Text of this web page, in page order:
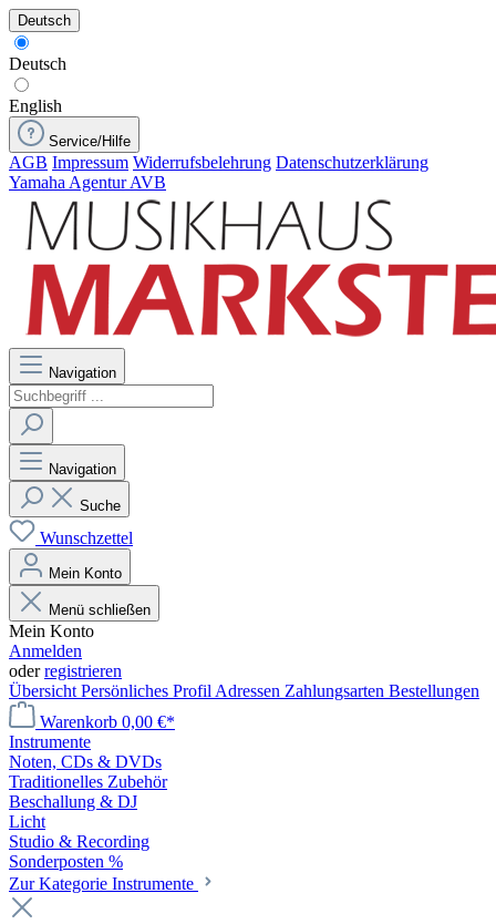
Deutsch
Deutsch
English
Service/Hilfe
AGB Impressum Widerrufsbelehrung Datenschutzerklärung
Yamaha Agentur AVB
Navigation
Navigation
Suche
Wunschzettel
Mein Konto
Menü schließen
Mein Konto
Anmelden
oderregistrieren
Übersicht Persönliches Profil Adressen Zahlungsarten Bestellungen
Warenkorb 0,00 €*
Instrumente
Noten, CDs & DVDs
Traditionelles Zubehör
Beschallung & DJ
Licht
Studio & Recording
Sonderposten %
Zur Kategorie Instrumente